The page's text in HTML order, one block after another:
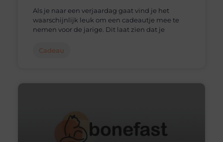
Als je naar een verjaardag gaat vind je het
waarschijnlijk leuk om een cadeautje mee te
nemen voor de jarige. Dit laat zien dat je
Cadeau